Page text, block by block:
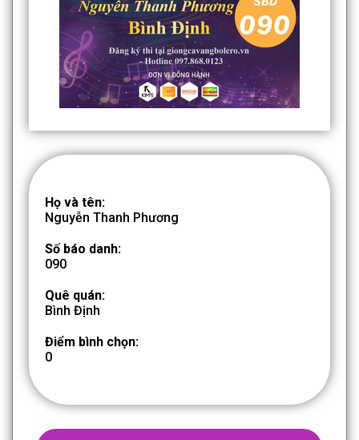
Họ và tên:
Nguyễn Thanh Phương
Số báo danh:
090
Quê quán:
Bình Định
Điểm bình chọn:
0